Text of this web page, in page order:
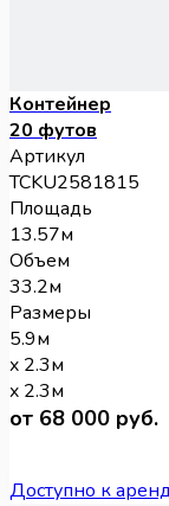
Контейнер
20 футов
Артикул
TCKU2581815
Площадь
13.57м
Объем
33.2м
Размеры
5.9м
x 2.3м
x 2.3м
от 68 000 руб.
Доступно к